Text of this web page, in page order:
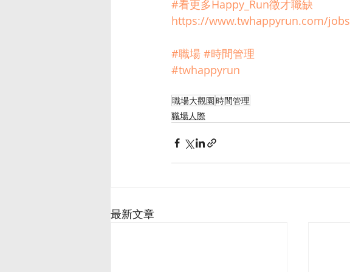
#看更多Happy_Run徵才職缺
https://www.twhappyrun.com/jobs
#職場 #時間管理
#twhappyrun
職場大觀園時間管理
職場人際
最新文章